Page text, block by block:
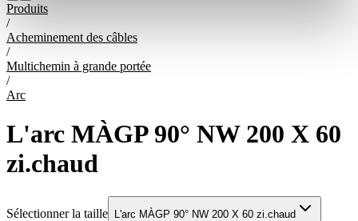
Produits
/
Acheminement des câbles
/
Multichemin à grande portée
/
Arc
L'arc MÀGP 90° NW 200 X 60
zi.chaud
Sélectionner la taille L'arc MÀGP 90° NW 200 X 60 zi.chaud